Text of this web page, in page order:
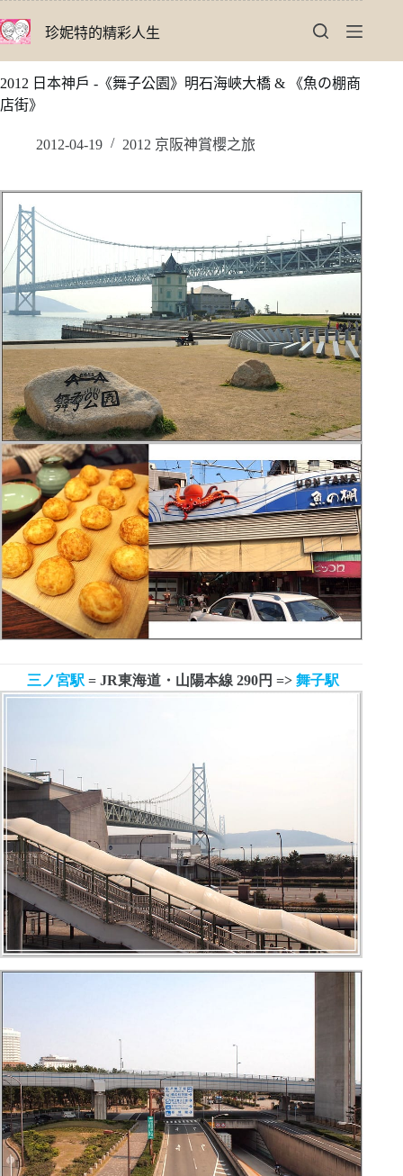
至
要
內
珍妮特的精彩人生
2012 日本神戶 -《舞子公園》明石海峽大橋 & 《魚の棚商
店街》
2012-04-19 2012 京阪神賞櫻之旅
三ノ宮駅 = JR東海道・山陽本線 290円 =>舞子駅